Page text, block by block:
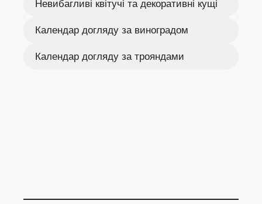
Невибагливі квітучі та декоративні кущі
Календар догляду за виноградом
Календар догляду за трояндами